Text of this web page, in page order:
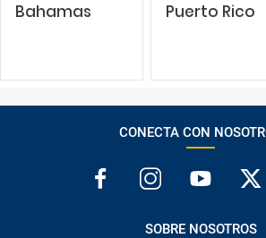
Bahamas Puerto Rico
CONECTA CON
SOBRE NOSOTROS